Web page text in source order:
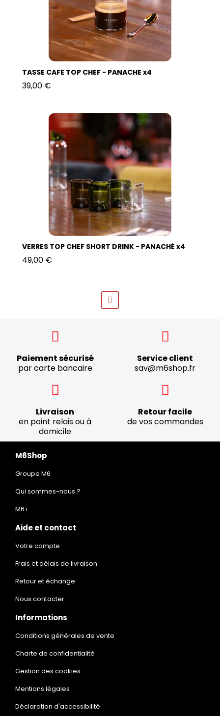
TASSE CAFÉ TOP CHEF - PANACHÉ x4
39,00 €
VERRES TOP CHEF SHORT DRINK - PANACHÉ x4
49,00 €
Paiement sécurisé
par carte bancaire
Service client
sav@m6shop.fr
Livraison
en point relais ou à
domicile
Retour facile
de vos commandes
M6Shop
Groupe M6
Qui sommes-nous ?
M6+
Aide et contact
Votre compte
Frais et délais de livraison
Retour et échange
Nous contacter
Informations
Conditions générales de vente
Charte de confidentialité
Gestion des cookies
Mentions légales
Déclaration d'accessibilité